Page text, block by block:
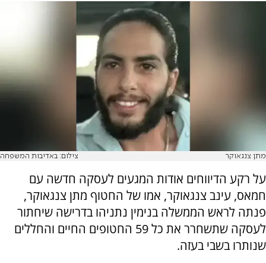
מתן צנגאוקר צילום: באדיבות המשפחה
על רקע הדיווחים אודות המגעים לעסקה חדשה עם
חמאס, עינב צנגאוקר, אמו של החטוף מתן צנגאוקר,
פנתה לראש הממשלה בנימין נתניהו בדרישה שיחתור
לעסקה שתשחרר את כל 59 החטופים החיים והחללים
שנותרו בשבי בעזה.